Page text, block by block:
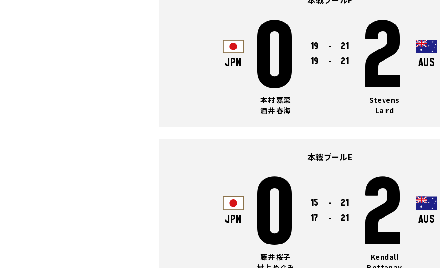
JPN 0 19 -
21
19
- 21 2 AUS
本村 嘉菜
酒井 春海
Stevens
Laird
本戦プールE
JPN 0 15 -
21
17
- 21 2 AUS
藤井 桜子
Kendall